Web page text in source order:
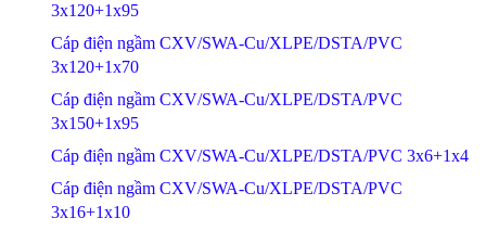
3x120+1x95
Cáp điện ngầm CXV/SWA-Cu/XLPE/DSTA/PVC
3x120+1x70
Cáp điện ngầm CXV/SWA-Cu/XLPE/DSTA/PVC
3x150+1x95
Cáp điện ngầm CXV/SWA-Cu/XLPE/DSTA/PVC 3x6+1x4
Cáp điện ngầm CXV/SWA-Cu/XLPE/DSTA/PVC
3x16+1x10